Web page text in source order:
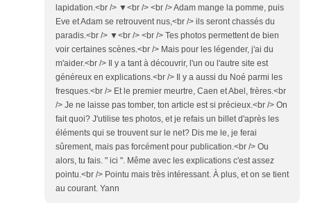
lapidation.<br /> ▼<br /> <br /> Adam mange la pomme, puis
Eve et Adam se retrouvent nus,<br /> ils seront chassés du
paradis.<br /> ▼<br /> <br /> Tes photos permettent de bien
voir certaines scènes.<br /> Mais pour les légender, j'ai du
m'aider.<br /> Il y a tant à découvrir, l'un ou l'autre site est
généreux en explications.<br /> Il y a aussi du Noé parmi les
fresques.<br /> Et le premier meurtre, Caen et Abel, frères.<br
/> Je ne laisse pas tomber, ton article est si précieux.<br /> On
fait quoi? J'utilise tes photos, et je refais un billet d'après les
éléments qui se trouvent sur le net? Dis me le, je ferai
sûrement, mais pas forcément pour publication.<br /> Ou
alors, tu fais. " ici ". Même avec les explications c'est assez
pointu.<br /> Pointu mais très intéressant. À plus, et on se tient
au courant. Yann